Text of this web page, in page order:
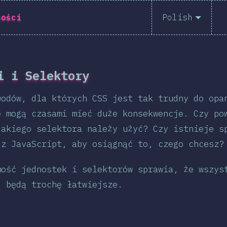
Polish
Pomóż
i Selektory
dla których CSS jest tak trudny do
mogą czasami mieć duże konsekwencje. Czy
selektora należy użyć? Czy istnieje
JavaScript, aby osiągnąć to, czego chcesz?
jednostek i selektorów sprawia, że
będą trochę łatwiejsze.